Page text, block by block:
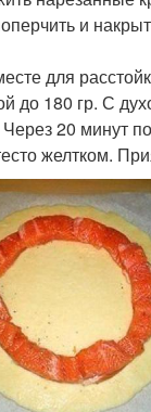
и
для
до 180 гр. С
Через 20 минут
желтком.